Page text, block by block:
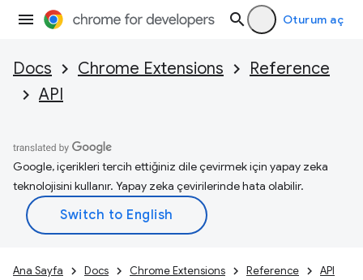
Oturum aç
Docs Chrome Extensions
Reference
API
Google, içerikleri tercih ettiğiniz dile çevirmek için yapay zeka
teknolojisini kullanır. Yapay zeka çevirilerinde hata olabilir.
Ana Sayfa Docs Chrome Extensions Reference API